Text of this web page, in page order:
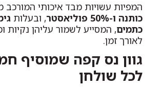
המפיות עשויות מבד איכותי המורכב
כותנה ו-50% פוליאסטר
, ובעלות
כתמים, המסייע לשמור עליהן נקיות
לאורך זמן.
גוון נס קפה שמוסיף
לכל שולחן